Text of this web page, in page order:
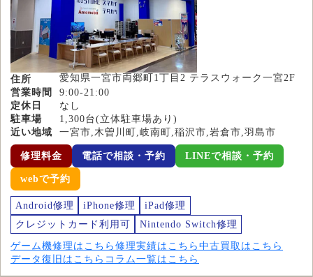
住所
愛知県一宮市両郷町1丁目2 テラスウォーク一宮2F
営業時間
9:00-21:00
定休日
なし
駐車場
1,300台(立体駐車場あり)
近い地域
一宮市,木曽川町,岐南町,稲沢市,岩倉市,羽島市
修理料金 電話で相談・予約 LINEで相談・予約
webで予約
Android修理 iPhone修理
iPad修理
クレジットカード利用可
Nintendo Switch修理
ゲーム機修理はこちら 修理実績はこちら 中古買取はこちら
データ復旧はこちら コラム一覧はこちら